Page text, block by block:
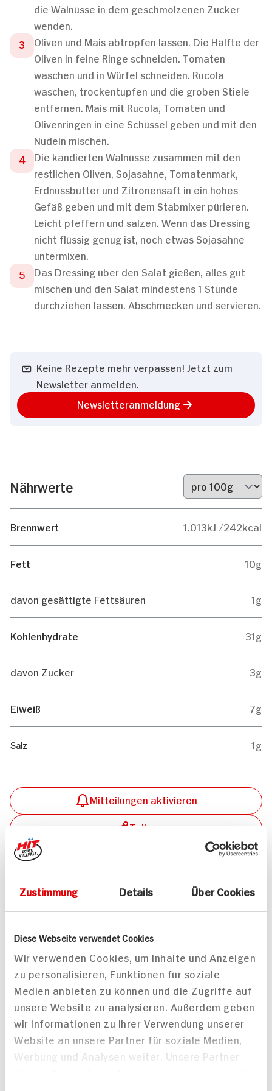
Zustimmung Details Über Cookies
Diese Webseite verwendet Cookies
Wir verwenden Cookies, um Inhalte und Anzeigen
zu personalisieren, Funktionen für soziale
Medien anbieten zu können und die Zugriffe auf
unsere Website zu analysieren. Außerdem geben
wir Informationen zu Ihrer Verwendung unserer
Website an unsere Partner für soziale Medien,
Werbung und Analysen weiter. Unsere Partner
die Walnüsse in dem geschmolzenen Zucker
wenden.
Oliven und Mais abtropfen lassen. Die Hälfte der
Oliven in feine Ringe schneiden. Tomaten
waschen und in Würfel schneiden. Rucola
waschen, trockentupfen und die groben Stiele
entfernen. Mais mit Rucola, Tomaten und
Olivenringen in eine Schüssel geben und mit den
Nudeln mischen.
Die kandierten Walnüsse zusammen mit den
restlichen Oliven, Sojasahne, Tomatenmark,
Erdnussbutter und Zitronensaft in ein hohes
Gefäß geben und mit dem Stabmixer pürieren.
Leicht pfeffern und salzen. Wenn das Dressing
nicht flüssig genug ist, noch etwas Sojasahne
untermixen.
Das Dressing über den Salat gießen, alles gut
mischen und den Salat mindestens 1 Stunde
durchziehen lassen. Abschmecken und servieren.
Keine Rezepte mehr verpassen! Jetzt zum
Newsletter anmelden.
Newsletteranmeldung
Nährwerte
Brennwert 1.013kJ /242kcal
Fett 10g
davon gesättigte Fettsäuren 1g
Kohlenhydrate 31g
davon Zucker 3g
Eiweiß 7g
Salz 1g
Mitteilungen aktivieren
Teilen
Barilla Pasta Penne
Rigate
500g Packung
Barilla Pasta Piccolini
Mini Penne R.
500g Packung